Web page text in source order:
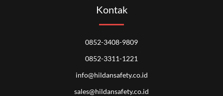
Kontak
0852-3408-9809
0852-3311-1221
info@hildansafety.co.id
sales@hildansafety.co.id